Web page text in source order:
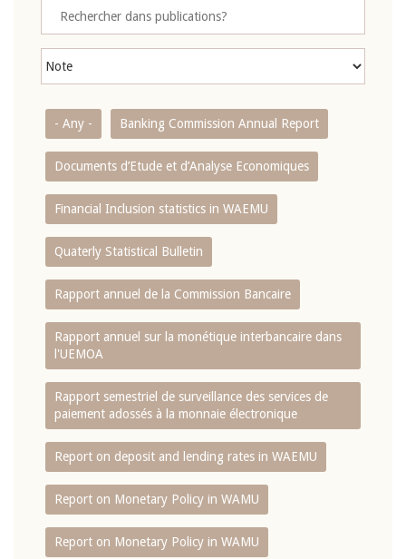
- Any - Banking Commission Annual Report
Documents d’Etude et d’Analyse Economiques
Financial Inclusion statistics in WAEMU
Quaterly Statistical Bulletin
Rapport annuel de la Commission Bancaire
Rapport annuel sur la monétique interbancaire dans
l'UEMOA
Rapport semestriel de surveillance des services de
paiement adossés à la monnaie électronique
Report on deposit and lending rates in WAEMU
Report on Monetary Policy in WAMU
Report on Monetary Policy in WAMU